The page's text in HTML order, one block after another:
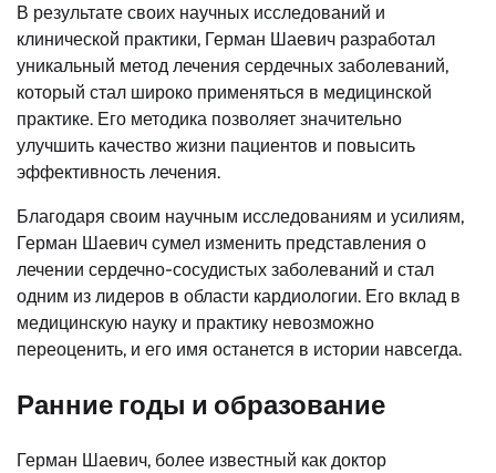
В результате своих научных исследований и
клинической практики, Герман Шаевич разработал
уникальный метод лечения сердечных заболеваний,
который стал широко применяться в медицинской
практике. Его методика позволяет значительно
улучшить качество жизни пациентов и повысить
эффективность лечения.
Благодаря своим научным исследованиям и усилиям,
Герман Шаевич сумел изменить представления о
лечении сердечно-сосудистых заболеваний и стал
одним из лидеров в области кардиологии. Его вклад в
медицинскую науку и практику невозможно
переоценить, и его имя останется в истории навсегда.
Ранние годы и образование
Герман Шаевич, более известный как доктор